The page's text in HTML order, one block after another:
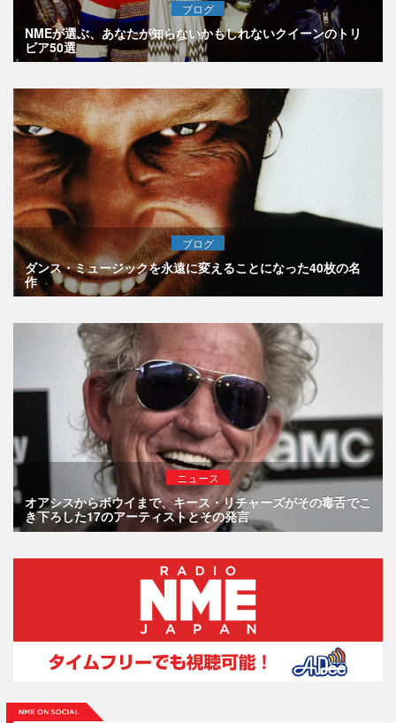
ブログ
NMEが選ぶ、あなたが知らないかもしれないクイーンのトリ
ビア50選
ブログ
ダンス・ミュージックを永遠に変えることになった40枚の名
作
ニュース
オアシスからボウイまで、キース・リチャーズがその毒舌でこ
き下ろした17のアーティストとその発言